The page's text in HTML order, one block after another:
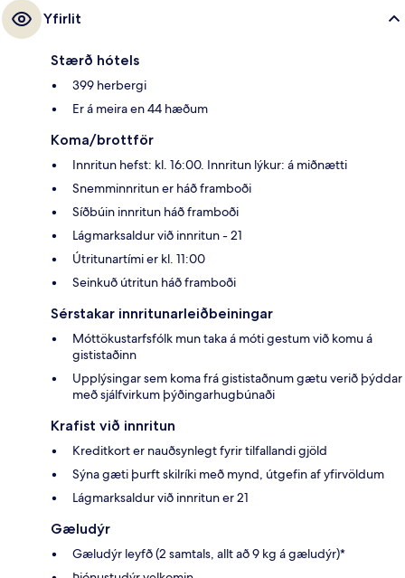
Yfirlit
Stærð hótels
399 herbergi
Er á meira en 44 hæðum
Koma/brottför
Innritun hefst: kl. 16:00. Innritun lýkur: á miðnætti
Snemminnritun er háð framboði
Síðbúin innritun háð framboði
Lágmarksaldur við innritun - 21
Útritunartími er kl. 11:00
Seinkuð útritun háð framboði
Sérstakar innritunarleiðbeiningar
Móttökustarfsfólk mun taka á móti gestum við komu á
gististaðinn
Upplýsingar sem koma frá gististaðnum gætu verið þýddar
með sjálfvirkum þýðingarhugbúnaði
Krafist við innritun
Kreditkort er nauðsynlegt fyrir tilfallandi gjöld
Sýna gæti þurft skilríki með mynd, útgefin af yfirvöldum
Lágmarksaldur við innritun er 21
Gæludýr
Gæludýr leyfð (2 samtals, allt að 9 kg á gæludýr)*